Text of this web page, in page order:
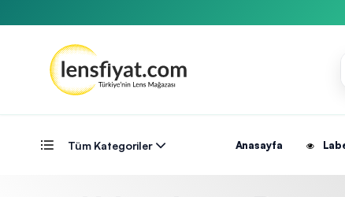
Tüm Kategoriler Anasayfa